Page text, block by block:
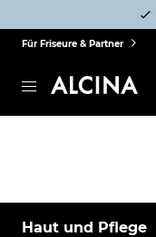
Für Friseure & Partner
Haut und Pflege